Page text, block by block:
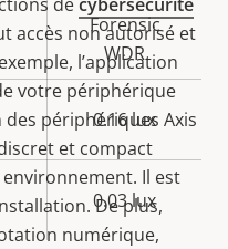
accès non autorisé et
l’application
votre périphérique
périphériques Axis
et compact
Il est
De plus,
numérique,
Forensic
WDR
0.16 lux
0.03 lux